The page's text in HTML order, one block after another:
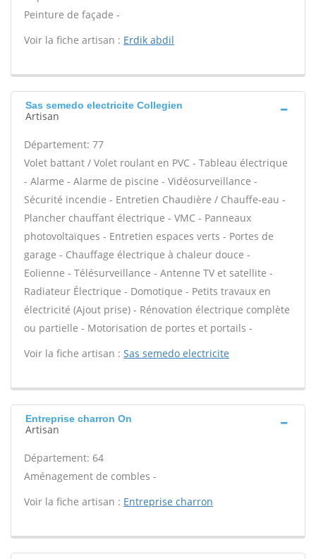
Peinture de façade -
Voir la fiche artisan : Erdik abdil
Sas semedo electricite Collegien
Artisan
Département: 77
Volet battant / Volet roulant en PVC - Tableau électrique
- Alarme - Alarme de piscine - Vidéosurveillance -
Sécurité incendie - Entretien Chaudière / Chauffe-eau -
Plancher chauffant électrique - VMC - Panneaux
photovoltaïques - Entretien espaces verts - Portes de
garage - Chauffage électrique à chaleur douce -
Eolienne - Télésurveillance - Antenne TV et satellite -
Radiateur Électrique - Domotique - Petits travaux en
électricité (Ajout prise) - Rénovation électrique complète
ou partielle - Motorisation de portes et portails -
Voir la fiche artisan : Sas semedo electricite
Entreprise charron On
Artisan
Département: 64
Aménagement de combles -
Voir la fiche artisan : Entreprise charron